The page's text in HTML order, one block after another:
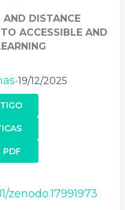
DISTANCE
ACCESSIBLE AND
•19/12/2025
PDF
zenodo.17991973